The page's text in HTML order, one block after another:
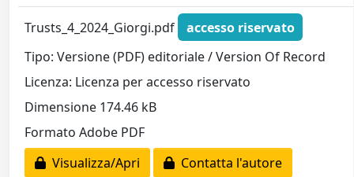
Trusts_4_2024_Giorgi.pdf
accesso riservato
Tipo: Versione (PDF) editoriale / Version Of Record
Licenza: Licenza per accesso riservato
Dimensione 174.46 kB
Formato Adobe PDF
Visualizza/Apri
Contatta l'autore